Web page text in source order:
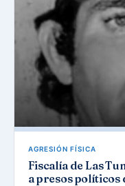
AGRESIÓN FÍSICA
Fiscalía de Las
a presos políticos